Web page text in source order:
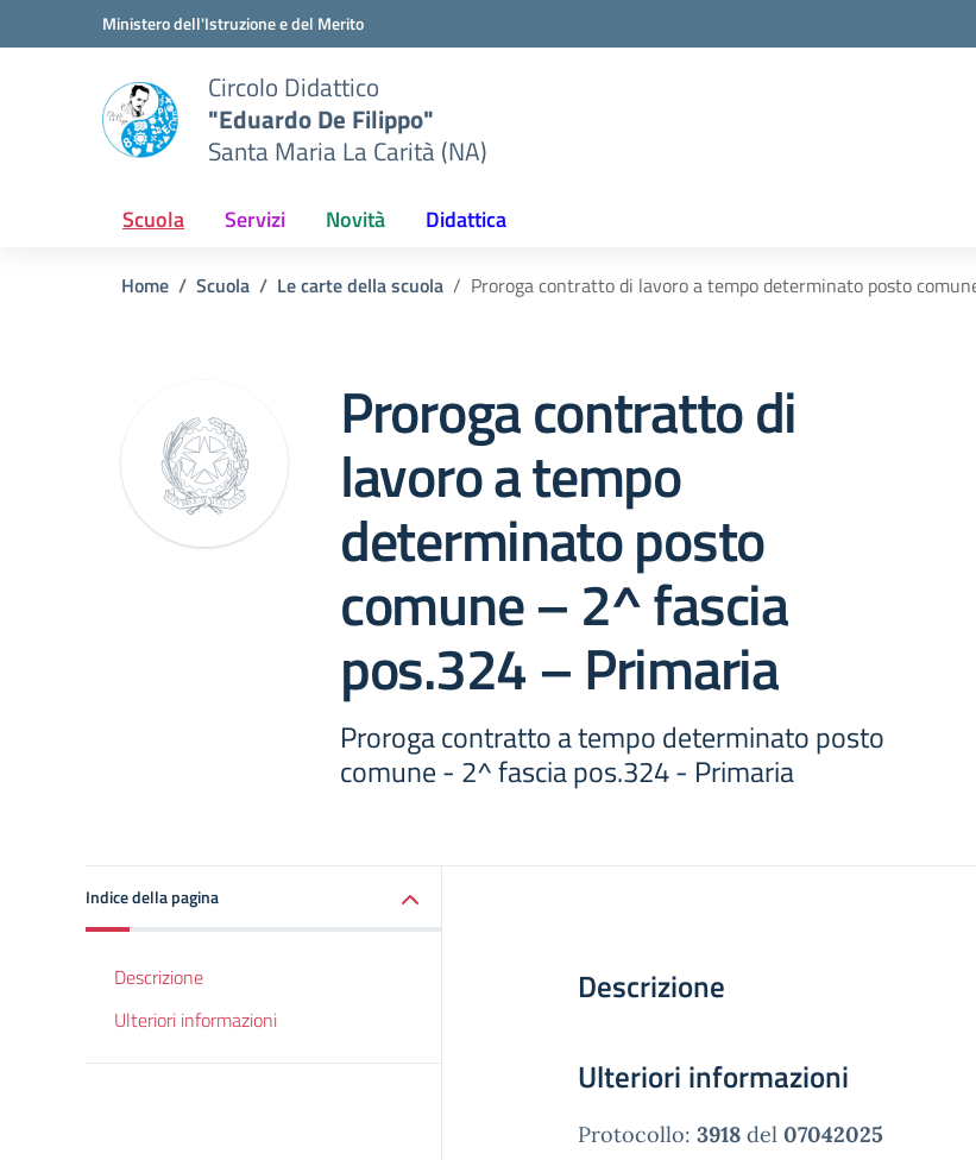
Vai ai contenuti
Vai al menu di navigazioneMinistero dell'Istruzione e del Merito
Circolo Didattico
"Eduardo De Filippo"
Santa Maria La Carità (NA)
Scuola Servizi Novità Didattica
Home Scuola Le carte della scuola Proroga contratto di lavoro a tempo determinato posto
Proroga contratto di
lavoro a tempo
determinato posto
comune – 2^ fascia
pos.324 – Primaria
Proroga contratto a tempo determinato posto
comune - 2^ fascia pos.324 - Primaria
Indice della pagina
Descrizione
Ulteriori informazioni
Descrizione
Ulteriori informazioni
Protocollo: 3918 del 07042025